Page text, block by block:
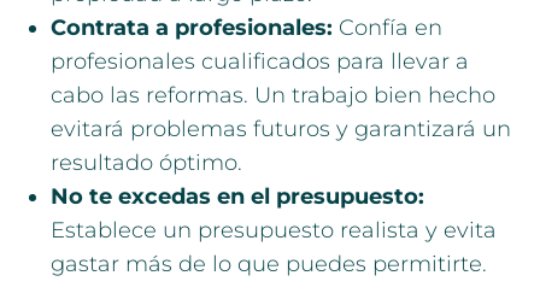
Contrata a profesionales: Confía en
profesionales cualificados para llevar a
cabo las reformas. Un trabajo bien hecho
evitará problemas futuros y garantizará un
resultado óptimo.
No te excedas en el presupuesto:
Establece un presupuesto realista y evita
gastar más de lo que puedes permitirte.